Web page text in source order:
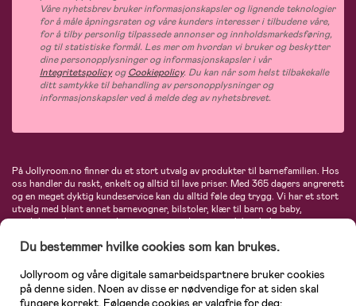
Våre nyhetsbrev bruker informasjonskapsler og lignende teknologier
for å måle åpningsraten og våre kunders interesser i tilbudene våre,
for å tilby personlig tilpassede annonser og innholdsmarkedsføring,
og til statistiske formål. Les mer om hvordan vi bruker og beskytter
dine personopplysninger og informasjonskapsler i vår
IntegritetspolicyogCookiepolicy. Du kan når som helst tilbakekalle
ditt samtykke til behandling av personopplysninger og
informasjonskapsler ved å melde deg av nyhetsbrevet.
På Jollyroom.no finner du et stort utvalg av produkter til barnefamilien. Hos
oss handler du raskt, enkelt og alltid til lave priser. Med 365 dagers angrerett
og en meget dyktig kundeservice kan du alltid føle deg trygg. Vi har et stort
utvalg med blant annet barnevogner, bilstoler, klær til barn og baby,
produkter til mor, mengder av inspirerende interiør, leker, babyustyr og mye
Maxi-Cosi, Baby Jogger, BabyBjörn, Didriksons, KidKraft, Ergobaby, Philips
største nettbutikk for barn og baby!
Du bestemmer hvilke cookies som kan brukes.
Jollyroom og våre digitale samarbeidspartnere bruker cookies
på denne siden. Noen av disse er nødvendige for at siden skal
fungere korrekt. Følgende cookies er valgfrie for deg: